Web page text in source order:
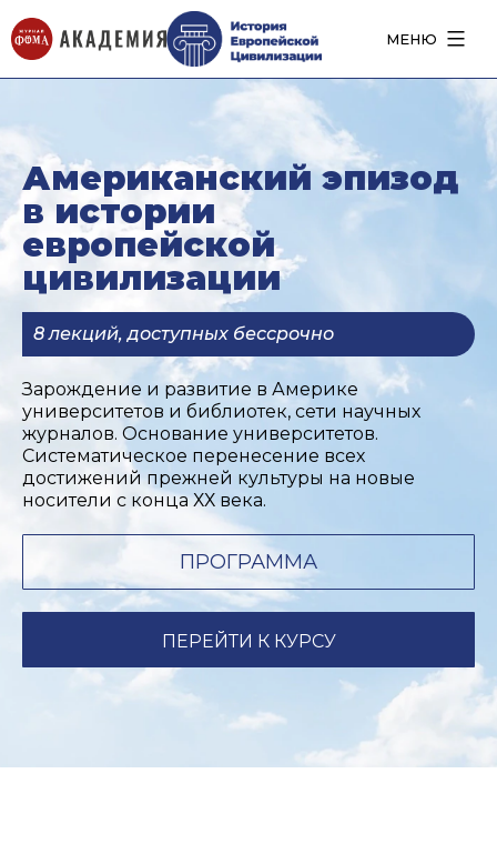
МЕНЮ
Американский эпизод
в истории
европейской
цивилизации
8 лекций, доступных бессрочно​
Зарождение и развитие в Америке
университетов и библиотек, сети научных
журналов. Основание университетов.
Систематическое перенесение всех
достижений прежней культуры на новые
носители с конца ХХ века.
ПРОГРАММА
ПЕРЕЙТИ К КУРСУ